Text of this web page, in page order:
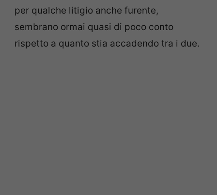
per qualche litigio anche furente,
sembrano ormai quasi di poco conto
rispetto a quanto stia accadendo tra i due.